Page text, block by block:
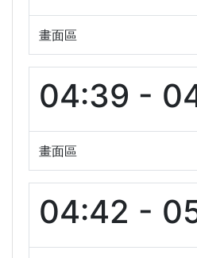
畫面區
04:39 -
畫面區
04:42 -